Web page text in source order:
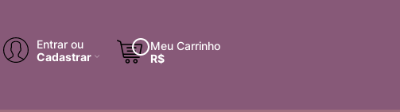
Entrar ou
Cadastrar
Meu Carrinho
R$